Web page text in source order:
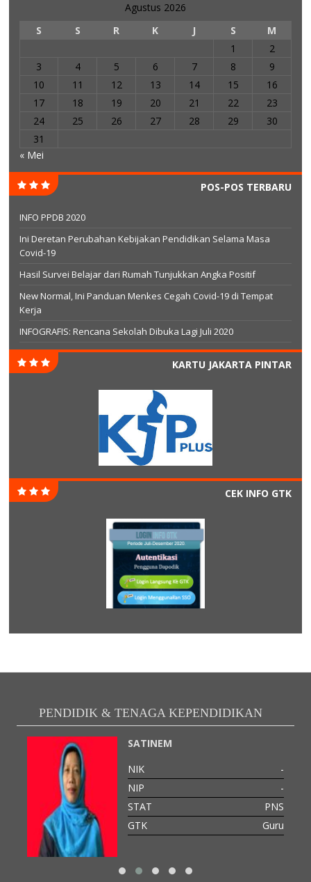
Agustus 2026
S
S R K J S
M
1
2
3
4 5 6 7 8
9
10
11 12 13 14 15
16
17
18 19 20 21 22
23
24
25 26 27 28 29
30
31
« Mei
POS-POS TERBARU
INFO PPDB 2020
Ini Deretan Perubahan Kebijakan Pendidikan Selama Masa
Covid-19
Hasil Survei Belajar dari Rumah Tunjukkan Angka Positif
New Normal, Ini Panduan Menkes Cegah Covid-19 di Tempat
Kerja
INFOGRAFIS: Rencana Sekolah Dibuka Lagi Juli 2020
KARTU JAKARTA PINTAR
CEK INFO GTK
PENDIDIK & TENAGA KEPENDIDIKAN
SATINEM
NIK
-
NIP
-
STAT
PNS
GTK
Guru